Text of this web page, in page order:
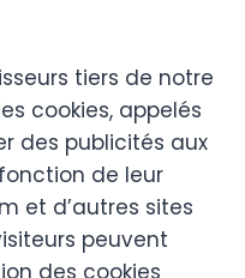
tiers de notre
cookies, appelés
des publicités aux
de leur
et d’autres sites
peuvent
des cookies